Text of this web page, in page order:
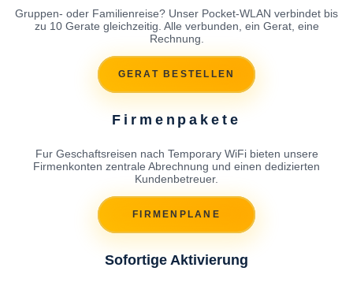
Gruppen- oder Familienreise? Unser Pocket-WLAN verbindet bis
zu 10 Gerate gleichzeitig. Alle verbunden, ein Gerat, eine
Rechnung.
GERAT BESTELLEN
Firmenpakete
Fur Geschaftsreisen nach Temporary WiFi bieten unsere
Firmenkonten zentrale Abrechnung und einen dedizierten
Kundenbetreuer.
FIRMENPLANE
Sofortige Aktivierung